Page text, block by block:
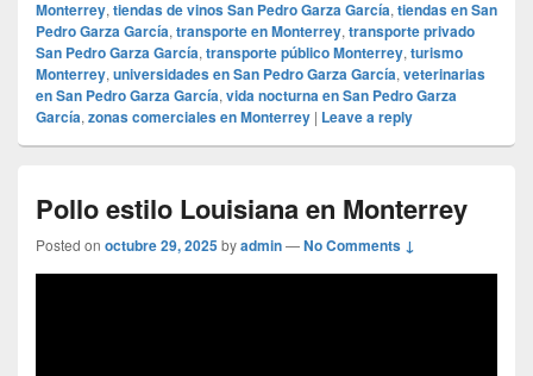
Monterrey, tiendas de vinos San Pedro Garza García, tiendas en San
Pedro Garza García, transporte en Monterrey, transporte privado
San Pedro Garza García, transporte público Monterrey, turismo
Monterrey, universidades en San Pedro Garza García, veterinarias
en San Pedro Garza García, vida nocturna en San Pedro Garza
García, zonas comerciales en Monterrey | Leave a reply
Pollo estilo Louisiana en Monterrey
Posted on octubre 29, 2025byadmin—No Comments ↓